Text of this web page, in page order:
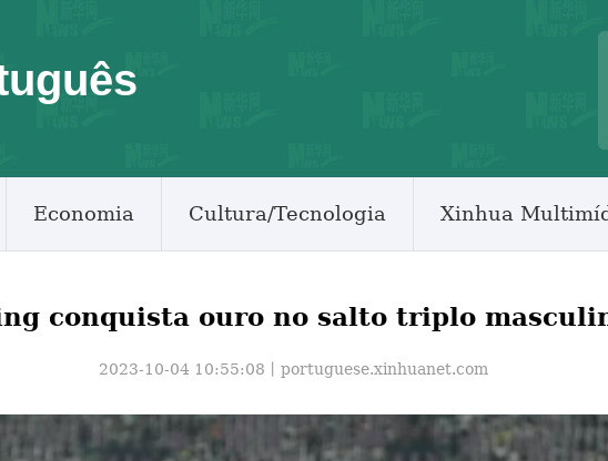
Economia Cultura/Tecnologia Xinhua
conquista ouro no salto triplo
2023-10-04 10:55:08丨 portuguese.xinhuanet.com